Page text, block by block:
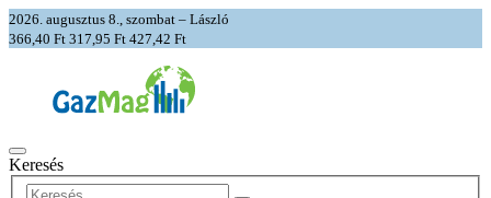
2026. augusztus 8., szombat – László
366,40 Ft 317,95 Ft 427,42 Ft
Keresés